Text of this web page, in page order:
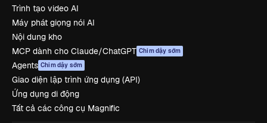
Trình tạo video AI
Máy phát giọng nói AI
Nội dung kho
MCP dành cho Claude/ChatGPT Chim dậy sớm
Agents Chim dậy sớm
Giao diện lập trình ứng dụng (API)
Ứng dụng di động
Tất cả các công cụ Magnific